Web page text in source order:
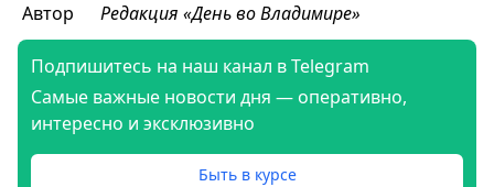
Автор Редакция «День во Владимире»
Подпишитесь на наш канал в Telegram
Самые важные новости дня — оперативно,
интересно и эксклюзивно
Быть в курсе